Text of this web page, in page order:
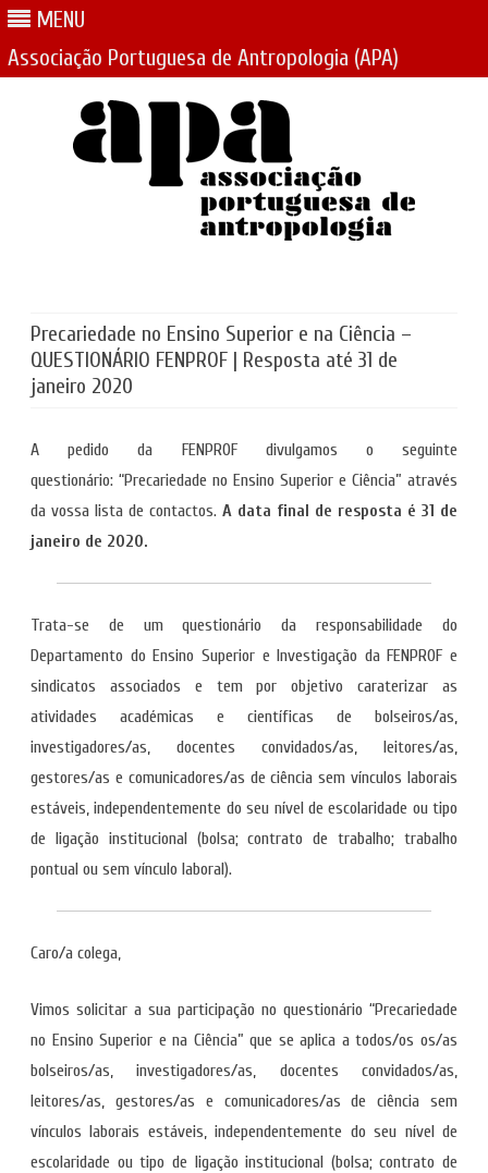
MENU
Associação Portuguesa de Antropologia (APA)
Precariedade no Ensino Superior e na Ciência –
QUESTIONÁRIO FENPROF | Resposta até 31 de
janeiro 2020
A pedido da FENPROF divulgamos o seguinte
questionário: “Precariedade no Ensino Superior e Ciência” através
da vossa lista de contactos. A data final de resposta é 31 de
janeiro de 2020.
Trata-se de um questionário da responsabilidade do
Departamento do Ensino Superior e Investigação da FENPROF e
sindicatos associados e tem por objetivo caraterizar as
atividades académicas e científicas de bolseiros/as,
investigadores/as, docentes convidados/as, leitores/as,
gestores/as e comunicadores/as de ciência sem vínculos laborais
estáveis, independentemente do seu nível de escolaridade ou tipo
de ligação institucional (bolsa; contrato de trabalho; trabalho
pontual ou sem vínculo laboral).
Caro/a colega,
Vimos solicitar a sua participação no questionário “Precariedade
no Ensino Superior e na Ciência” que se aplica a todos/os os/as
bolseiros/as, investigadores/as, docentes convidados/as,
leitores/as, gestores/as e comunicadores/as de ciência sem
vínculos laborais estáveis, independentemente do seu nível de
escolaridade ou tipo de ligação institucional (bolsa; contrato de